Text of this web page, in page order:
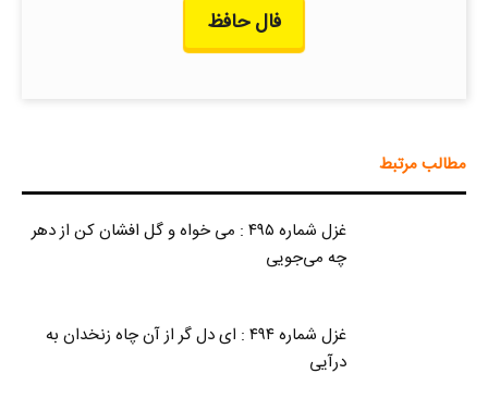
فال حافظ
مطالب مرتبط
غزل شماره ۴۹۵ : می خواه و گل افشان کن از دهر
چه می‌جویی
غزل شماره ۴۹۴ : ای دل گر از آن چاه زنخدان به
درآیی